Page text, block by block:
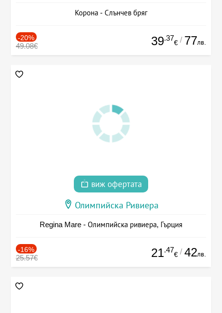
Корона - Слънчев бряг
-20%
49.08€ 39.37
€ / 77лв.
виж офертата
Олимпийска Ривиера
Regina Mare - Олимпийска ривиера, Гърция
-16%
25.57€ 21.47
€ / 42лв.